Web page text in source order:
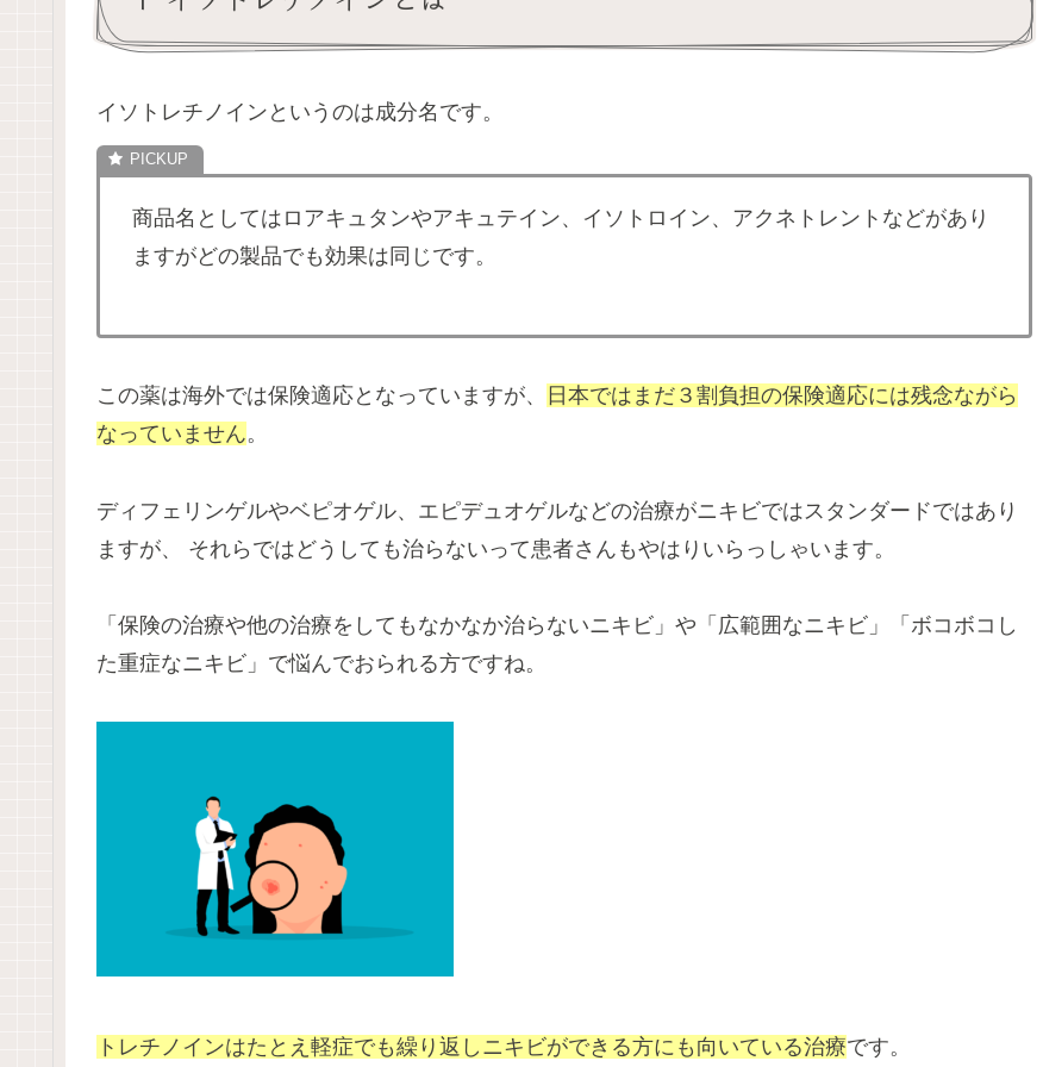
イソトレチノインというのは成分名です。
商品名としてはロアキュタンやアキュテイン、イソトロイン、アクネトレントなどがあり
ますがどの製品でも効果は同じです。
この薬は海外では保険適応となっていますが、
日本ではまだ３割負担の保険適応には残念ながら
なっていません。
ディフェリンゲルやベピオゲル、エピデュオゲルなどの治療がニキビではスタンダードではあり
ますが、 それらではどうしても治らないって患者さんもやはりいらっしゃいます。
「保険の治療や他の治療をしてもなかなか治らないニキビ」や「広範囲なニキビ」「ボコボコし
た重症なニキビ」で悩んでおられる方ですね。
トレチノインはたとえ軽症でも繰り返しニキビができる方にも向いている治療です。